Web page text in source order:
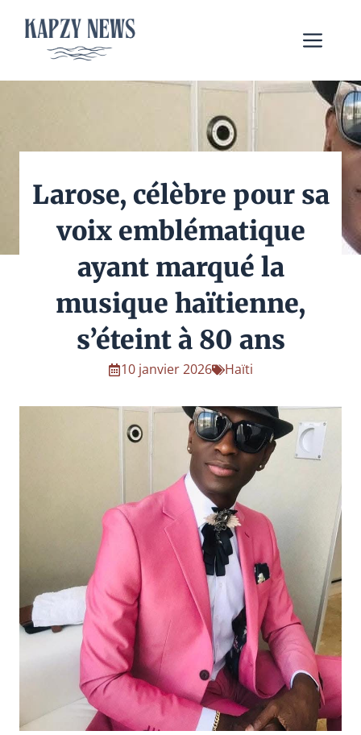
contenu
Larose, célèbre pour sa
voix emblématique
ayant marqué la
musique haïtienne,
s’éteint à 80 ans
10 janvier 2026 Haïti